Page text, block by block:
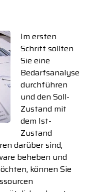
Im ersten
Schritt sollten
Sie eine
Bedarfsanalyse
durchführen
und den Soll-
Zustand mit
dem Ist-
Zustand
darüber sind,
beheben und
können Sie